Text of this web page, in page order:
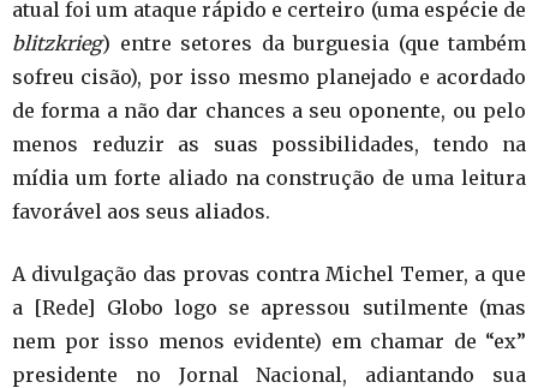
atual foi um ataque rápido e certeiro (uma espécie de
blitzkrieg) entre setores da burguesia (que também
sofreu cisão), por isso mesmo planejado e acordado
de forma a não dar chances a seu oponente, ou pelo
menos reduzir as suas possibilidades, tendo na
mídia um forte aliado na construção de uma leitura
favorável aos seus aliados.
A divulgação das provas contra Michel Temer, a que
a [Rede] Globo logo se apressou sutilmente (mas
nem por isso menos evidente) em chamar de “ex”
presidente no Jornal Nacional, adiantando sua